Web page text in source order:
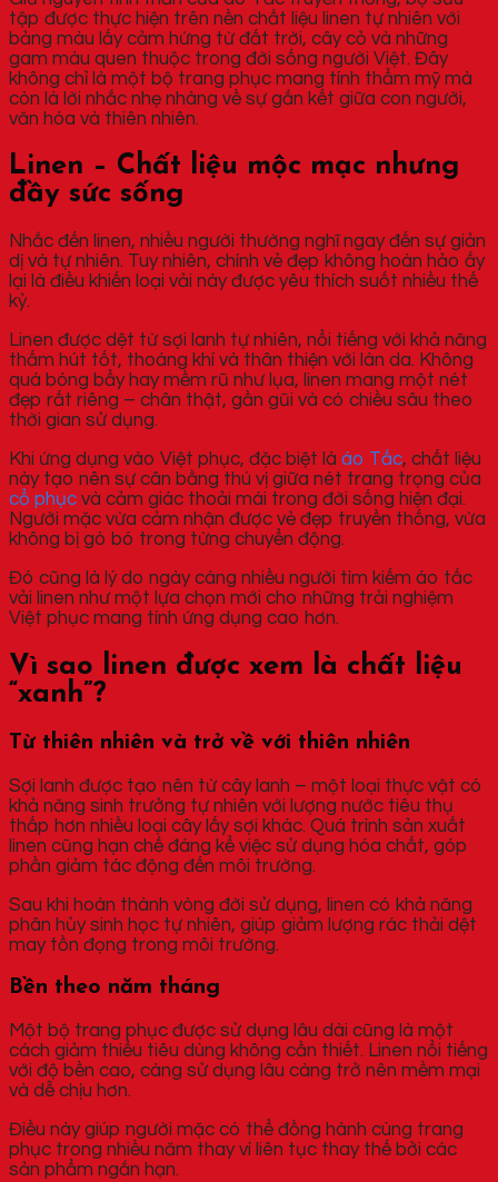
tập được thực hiện trên nền chất liệu linen tự nhiên với
bảng màu lấy cảm hứng từ đất trời, cây cỏ và những
gam màu quen thuộc trong đời sống người Việt. Đây
không chỉ là một bộ trang phục mang tính thẩm mỹ mà
còn là lời nhắc nhẹ nhàng về sự gắn kết giữa con người,
văn hóa và thiên nhiên.
Linen – Chất liệu mộc mạc nhưng
đầy sức sống
Nhắc đến linen, nhiều người thường nghĩ ngay đến sự giản
dị và tự nhiên. Tuy nhiên, chính vẻ đẹp không hoàn hảo ấy
lại là điều khiến loại vải này được yêu thích suốt nhiều thế
kỷ.
Linen được dệt từ sợi lanh tự nhiên, nổi tiếng với khả năng
thấm hút tốt, thoáng khí và thân thiện với làn da. Không
quá bóng bẩy hay mềm rũ như lụa, linen mang một nét
đẹp rất riêng – chân thật, gần gũi và có chiều sâu theo
thời gian sử dụng.
Khi ứng dụng vào Việt phục, đặc biệt là áo Tấc, chất liệu
này tạo nên sự cân bằng thú vị giữa nét trang trọng của
cổ phục và cảm giác thoải mái trong đời sống hiện đại.
Người mặc vừa cảm nhận được vẻ đẹp truyền thống, vừa
không bị gò bó trong từng chuyển động.
Đó cũng là lý do ngày càng nhiều người tìm kiếm áo tấc
vải linen như một lựa chọn mới cho những trải nghiệm
Việt phục mang tính ứng dụng cao hơn.
Vì sao linen được xem là chất liệu
“xanh”?
Từ thiên nhiên và trở về với thiên nhiên
Sợi lanh được tạo nên từ cây lanh – một loại thực vật có
khả năng sinh trưởng tự nhiên với lượng nước tiêu thụ
thấp hơn nhiều loại cây lấy sợi khác. Quá trình sản xuất
linen cũng hạn chế đáng kể việc sử dụng hóa chất, góp
phần giảm tác động đến môi trường.
Sau khi hoàn thành vòng đời sử dụng, linen có khả năng
phân hủy sinh học tự nhiên, giúp giảm lượng rác thải dệt
may tồn đọng trong môi trường.
Bền theo năm tháng
Một bộ trang phục được sử dụng lâu dài cũng là một
cách giảm thiểu tiêu dùng không cần thiết. Linen nổi tiếng
với độ bền cao, càng sử dụng lâu càng trở nên mềm mại
và dễ chịu hơn.
Điều này giúp người mặc có thể đồng hành cùng trang
phục trong nhiều năm thay vì liên tục thay thế bởi các
sản phẩm ngắn hạn.